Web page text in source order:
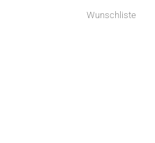
Wunschliste